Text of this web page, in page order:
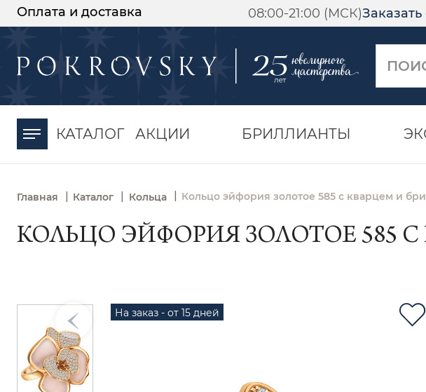
Оплата и доставка 08:00-21:00 (МСК)
КАТАЛОГ АКЦИИ БРИЛЛИАНТЫ
Главная | Каталог | Кольца Кольцо эйфория золотое 585 с кварцем и
КОЛЬЦО ЭЙФОРИЯ ЗОЛОТОЕ 585 С
На заказ - от 15 дней
-30%
момента оплаты